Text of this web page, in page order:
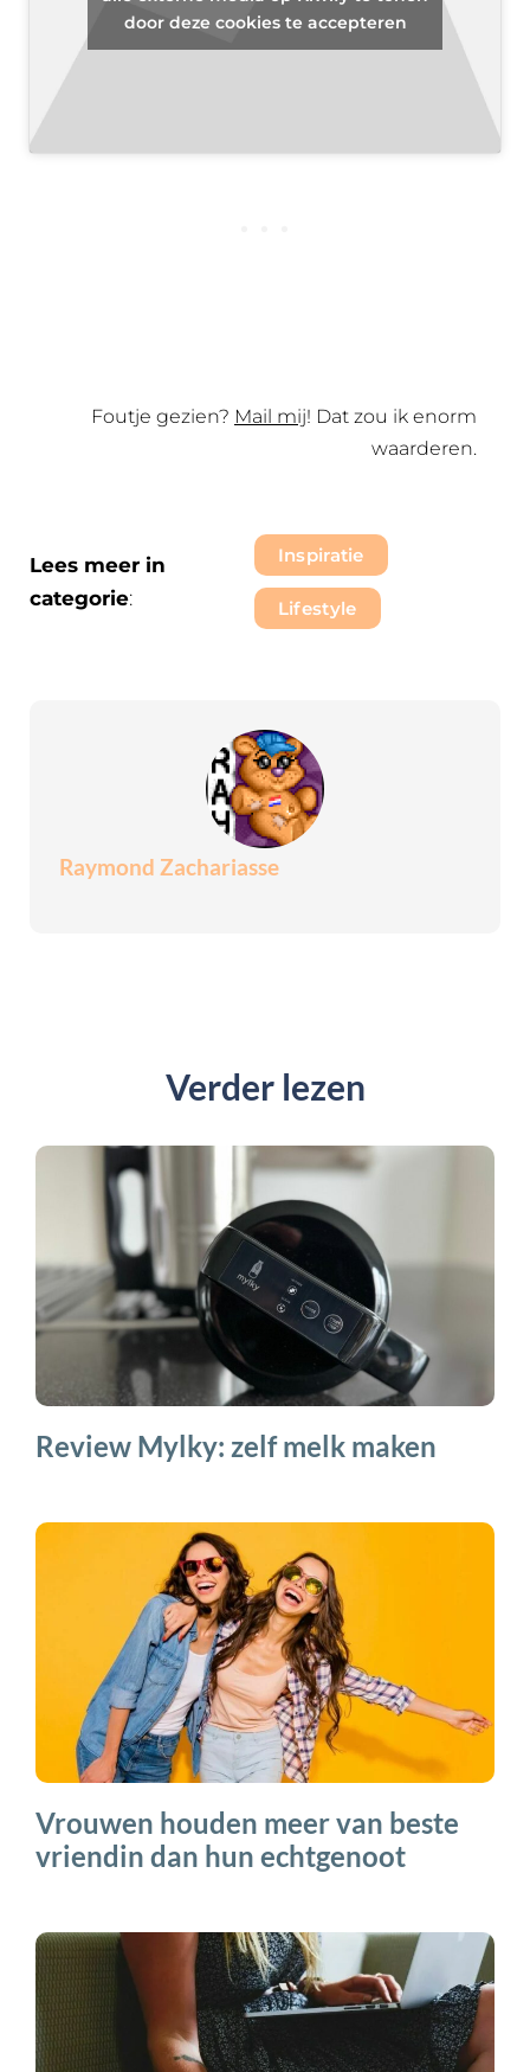
door deze cookies te accepteren
Foutje gezien? Mail mij! Dat zou ik enorm
waarderen.
Lees meer in
categorie:
Inspiratie
Lifestyle
Raymond Zachariasse
Verder lezen
Review Mylky: zelf melk maken
Vrouwen houden meer van beste
vriendin dan hun echtgenoot